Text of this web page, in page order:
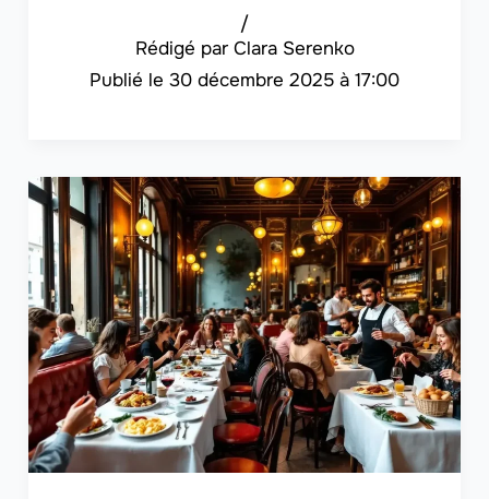
Clara Serenko
/
30 décembre 2025 à 17:00